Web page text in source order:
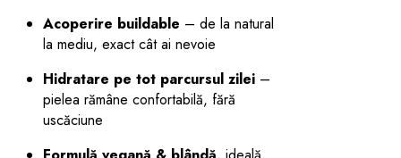
Acoperire buildable – de la natural
la mediu, exact cât ai nevoie
Hidratare pe tot parcursul zilei –
pielea rămâne confortabilă, fără
uscăciune